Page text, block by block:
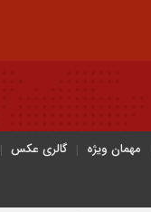
مهمان ویژه
گالری عکس